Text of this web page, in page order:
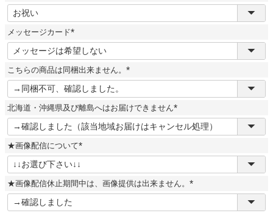
(
必
須
)
メッセージカード
(
必
須
)
こちらの商品は同梱出来ません。
(
須
)
北海道・沖縄県及び離島へはお届けできません
(
必
須
★画像配信について
(
必
須
)
★画像配信休止期間中は、画像提供は出来ません。
(